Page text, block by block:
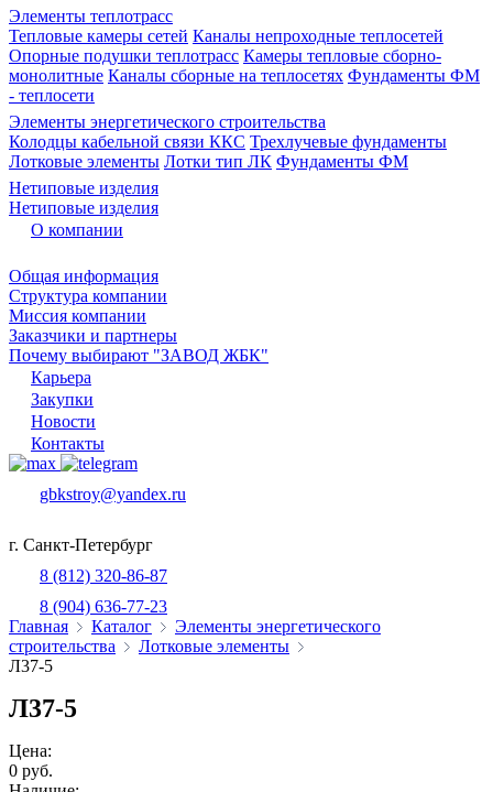
Элементы теплотрасс
Тепловые камеры сетей Каналы непроходные теплосетей
Опорные подушки теплотрасс Камеры тепловые сборно-
монолитные Каналы сборные на теплосетях Фундаменты ФМ
- теплосети
Элементы энергетического строительства
Колодцы кабельной связи ККС Трехлучевые фундаменты
Лотковые элементы Лотки тип ЛК Фундаменты ФМ
Нетиповые изделия
Нетиповые изделия
О компании
Общая информация
Структура компании
Миссия компании
Заказчики и партнеры
Почему выбирают "ЗАВОД ЖБК"
Карьера
Закупки
Новости
Контакты
gbkstroy@yandex.ru
г. Санкт-Петербург
8 (812) 320-86-87
8 (904) 636-77-23
Главная
Каталог
Элементы энергетического
строительства
Лотковые элементы
Л37-5
Л37-5
Цена:
0 руб.